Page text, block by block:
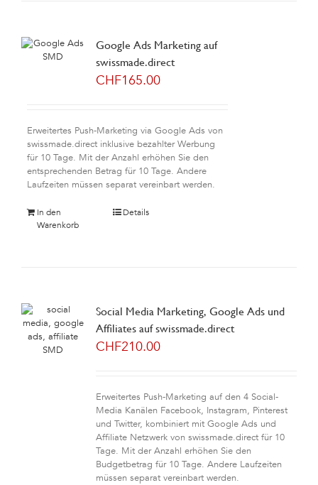
Google Ads Marketing auf
swissmade.direct
CHF165.00
Erweitertes Push-Marketing via Google Ads von
swissmade.direct inklusive bezahlter Werbung
für 10 Tage. Mit der Anzahl erhöhen Sie den
entsprechenden Betrag für 10 Tage. Andere
Laufzeiten müssen separat vereinbart werden.
In den
Warenkorb
Details
Social Media Marketing, Google Ads und
Affiliates auf swissmade.direct
CHF210.00
Erweitertes Push-Marketing auf den 4 Social-
Media Kanälen Facebook, Instagram, Pinterest
und Twitter, kombiniert mit Google Ads und
Affiliate Netzwerk von swissmade.direct für 10
Tage. Mit der Anzahl erhöhen Sie den
Budgetbetrag für 10 Tage. Andere Laufzeiten
müssen separat vereinbart werden.